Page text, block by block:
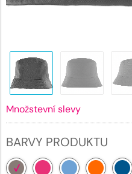
Množstevní slevy
BARVY PRODUKTU